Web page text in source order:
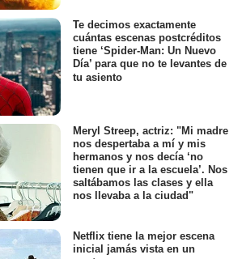
Te decimos exactamente
cuántas escenas postcréditos
tiene ‘Spider-Man: Un Nuevo
Día’ para que no te levantes de
tu asiento
Meryl Streep, actriz: "Mi madre
nos despertaba a mí y mis
hermanos y nos decía ‘no
tienen que ir a la escuela’. Nos
saltábamos las clases y ella
nos llevaba a la ciudad"
Netflix tiene la mejor escena
inicial jamás vista en un